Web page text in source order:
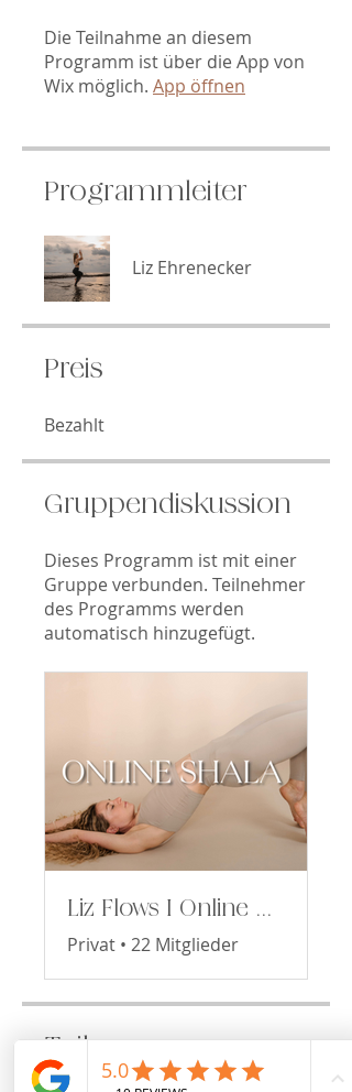
Die Teilnahme an diesem
Programm ist über die App von
Wix möglich. App öffnen
Programmleiter
Liz Ehrenecker
Preis
Bezahlt
Gruppendiskussion
Dieses Programm ist mit einer
Gruppe verbunden. Teilnehmer
des Programms werden
automatisch hinzugefügt.
Liz Flows I Online Yoga
Privat • 22 Mitglieder
Teilen